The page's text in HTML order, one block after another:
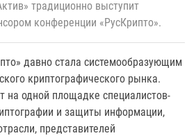
традиционно выступит
конференции «РусКрипто».
давно стала системообразующим
криптографического рынка.
на одной площадке специалистов-
и защиты информации,
представителей